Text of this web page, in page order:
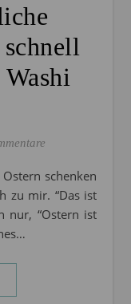
zu mir. “Das ist
nur, “Ostern ist